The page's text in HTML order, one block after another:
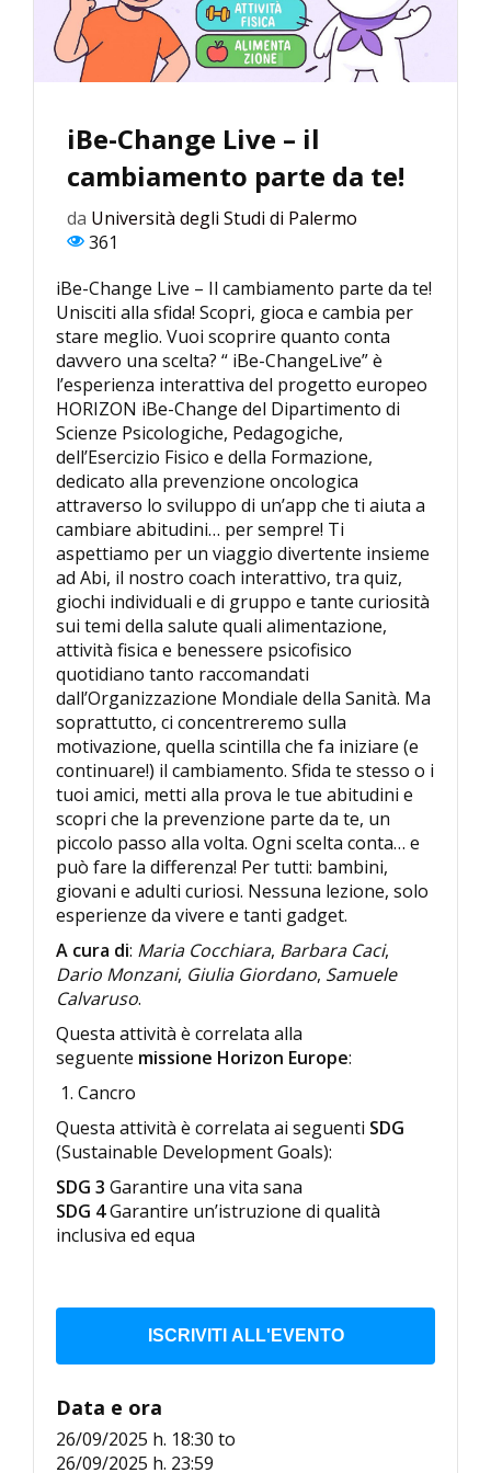
iBe-Change Live – il
cambiamento parte da te!
da Università degli Studi di Palermo
361
iBe-Change Live – Il cambiamento parte da te!
Unisciti alla sfida! Scopri, gioca e cambia per
stare meglio. Vuoi scoprire quanto conta
davvero una scelta? “ iBe-ChangeLive” è
l’esperienza interattiva del progetto europeo
HORIZON iBe-Change del Dipartimento di
Scienze Psicologiche, Pedagogiche,
dell’Esercizio Fisico e della Formazione,
dedicato alla prevenzione oncologica
attraverso lo sviluppo di un’app che ti aiuta a
cambiare abitudini… per sempre! Ti
aspettiamo per un viaggio divertente insieme
ad Abi, il nostro coach interattivo, tra quiz,
giochi individuali e di gruppo e tante curiosità
sui temi della salute quali alimentazione,
attività fisica e benessere psicofisico
quotidiano tanto raccomandati
dall’Organizzazione Mondiale della Sanità. Ma
soprattutto, ci concentreremo sulla
motivazione, quella scintilla che fa iniziare (e
continuare!) il cambiamento. Sfida te stesso o i
tuoi amici, metti alla prova le tue abitudini e
scopri che la prevenzione parte da te, un
piccolo passo alla volta. Ogni scelta conta… e
può fare la differenza! Per tutti: bambini,
giovani e adulti curiosi. Nessuna lezione, solo
esperienze da vivere e tanti gadget.
A cura di: Maria Cocchiara, Barbara Caci,
Dario Monzani, Giulia Giordano, Samuele
Calvaruso.
Questa attività è correlata alla
seguente missione Horizon Europe:
Cancro
Questa attività è correlata ai seguenti SDG
(Sustainable Development Goals):
SDG 3 Garantire una vita sana
SDG 4Garantire un’istruzione di qualità
inclusiva ed equa
ISCRIVITI ALL'EVENTO
Data e ora
26/09/2025 h. 18:30 to
26/09/2025 h. 23:59